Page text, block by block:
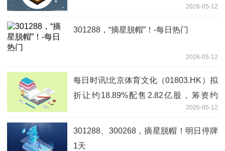
2026-05-12
301288，“摘星脱帽”！-每日热门
2026-05-12
每日时讯!北京体育文化（01803.HK）拟
折让约18.89%配售2.82亿股，筹资约
2026-05-12
301288、300268，摘星脱帽！明日停牌
1天